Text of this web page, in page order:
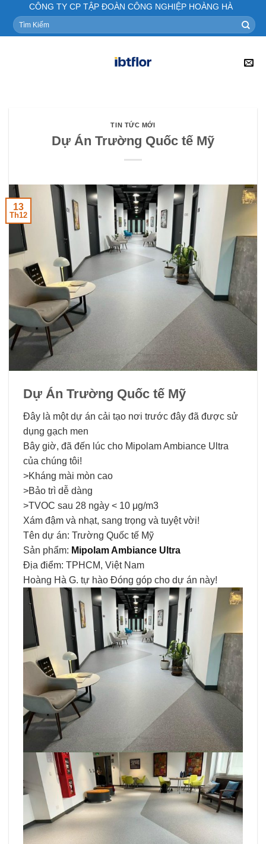
content
CÔNG TY CP TẬP ĐOÀN CÔNG NGHIỆP HOÀNG HÀ
Tìm
kiếm:
TIN TỨC MỚI
Dự Án Trường Quốc tế Mỹ
13
Th12
Dự Án Trường Quốc tế Mỹ
Đây là một dự án cải tạo nơi trước đây đã được sử
dụng gạch men
Bây giờ, đã đến lúc cho Mipolam Ambiance Ultra
của chúng tôi!
>Kháng mài mòn cao
>Bảo trì dễ dàng
>TVOC sau 28 ngày < 10 μg/m3
Xám đậm và nhạt, sang trọng và tuyệt vời!
Tên dự án: Trường Quốc tế Mỹ
Sản phẩm: Mipolam Ambiance Ultra
Địa điểm: TPHCM, Việt Nam
Hoàng Hà G. tự hào Đóng góp cho dự án này!